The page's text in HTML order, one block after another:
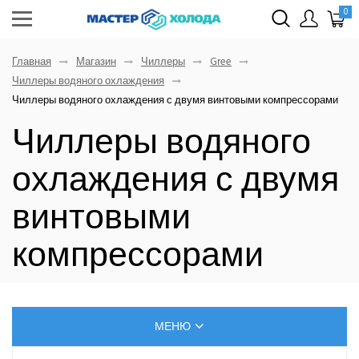
0
Главная Магазин Чиллеры
Gree
Чиллеры водяного охлаждения
Чиллеры водяного охлаждения с двумя винтовыми компрессорами
Чиллеры водяного
охлаждения с двумя
винтовыми
компрессорами
МЕНЮ